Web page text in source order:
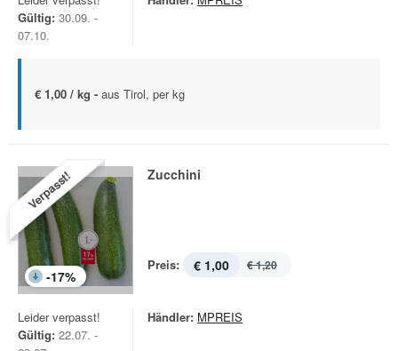
Gültig: 30.09. -
07.10.
€ 1,00 / kg - aus Tirol, per kg
Verpasst!
-17%
Zucchini
Preis: € 1,00 € 1,20
Leider verpasst!
Gültig: 22.07. -
Händler: MPREIS